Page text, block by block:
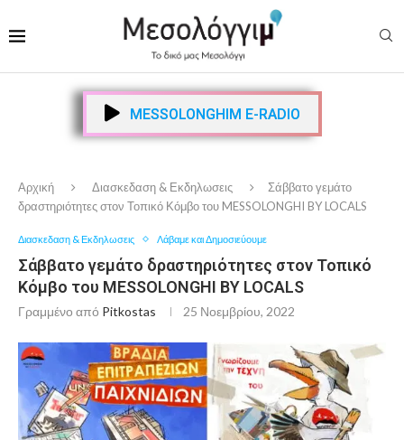
MESSOLONGHIM E-RADIO
Αρχική Διασκεδαση & Εκδηλωσεις
Σάββατο γεμάτο
δραστηριότητες στον Τοπικό Κόμβο του MESSOLONGHI BY LOCALS
Διασκεδαση & Εκδηλωσεις Λάβαμε και Δημοσιεύουμε
Σάββατο γεμάτο δραστηριότητες στον Τοπικό
Κόμβο του MESSOLONGHI BY LOCALS
Γραμμένο από Pitkostas 25 Νοεμβρίου, 2022